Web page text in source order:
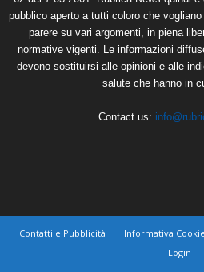
pubblico aperto a tutti coloro che
parere su vari argomenti, in piena
normative vigenti. Le informazioni
devono sostituirsi alle opinioni e alle
salute che hanno in
Contact us:
Contatti e Pubblicità Informativa
Login